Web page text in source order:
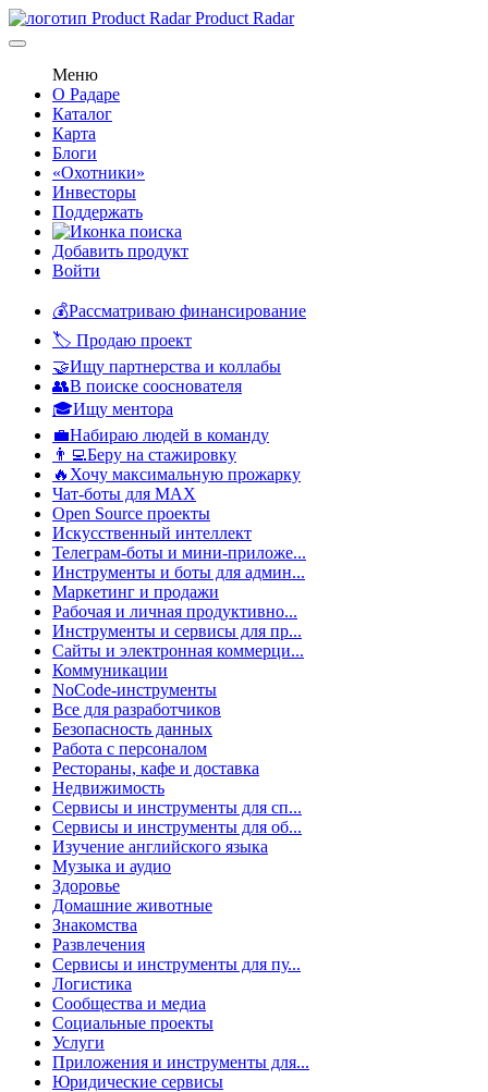
Product Radar
Меню
О Радаре
Каталог
Карта
Блоги
«Охотники»
Инвесторы
Поддержать
Добавить продукт
Войти
💰Рассматриваю финансирование
🏷️ Продаю проект
🤝Ищу партнерства и коллабы
👥В поиске сооснователя
🎓Ищу ментора
💼Набираю людей в команду
👨‍💻Беру на стажировку
🔥Хочу максимальную прожарку
Чат-боты для MAX
Open Source проекты
Искусственный интеллект
Телеграм-боты и мини-приложе...
Инструменты и боты для админ...
Маркетинг и продажи
Рабочая и личная продуктивно...
Инструменты и сервисы для пр...
Сайты и электронная коммерци...
Коммуникации
NoCode-инструменты
Все для разработчиков
Безопасность данных
Работа с персоналом
Рестораны, кафе и доставка
Недвижимость
Сервисы и инструменты для сп...
Сервисы и инструменты для об...
Изучение английского языка
Музыка и аудио
Здоровье
Домашние животные
Знакомства
Развлечения
Сервисы и инструменты для пу...
Логистика
Сообщества и медиа
Социальные проекты
Услуги
Приложения и инструменты для...
Юридические сервисы